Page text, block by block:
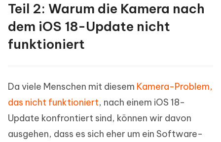
Teil 2: Warum die Kamera nach
dem iOS 18-Update nicht
funktioniert
Da viele Menschen mit diesem Kamera-Problem,
das nicht funktioniert, nach einem iOS 18-
Update konfrontiert sind, können wir davon
ausgehen, dass es sich eher um ein Software-